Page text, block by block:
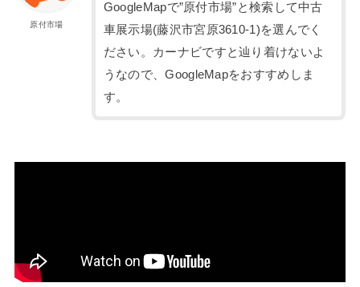
原付市場
GoogleMapで”原付市場”と検索して中古
車展示場(藤沢市宮原3610-1)を選んでく
ださい。カーナビですと辿り着けないよ
うなので、GoogleMapをおすすめしま
す。